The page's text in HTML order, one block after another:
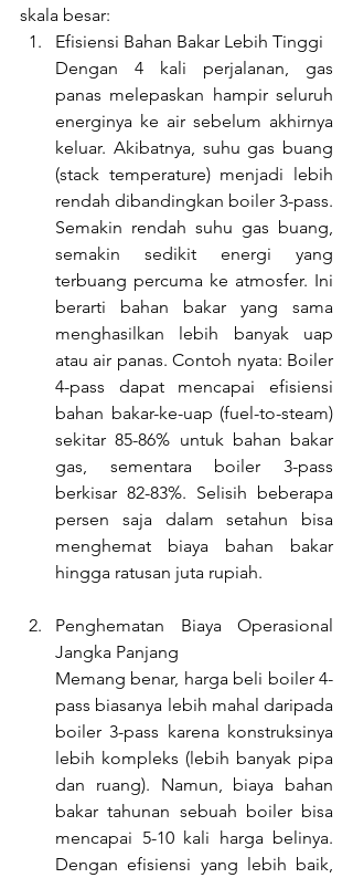
skala besar:
Efisiensi Bahan Bakar Lebih Tinggi
Dengan 4 kali perjalanan, gas
panas melepaskan hampir seluruh
energinya ke air sebelum akhirnya
keluar. Akibatnya, suhu gas buang
(stack temperature) menjadi lebih
rendah dibandingkan boiler 3-pass.
Semakin rendah suhu gas buang,
semakin sedikit energi yang
terbuang percuma ke atmosfer. Ini
berarti bahan bakar yang sama
menghasilkan lebih banyak uap
atau air panas. Contoh nyata: Boiler
4-pass dapat mencapai efisiensi
bahan bakar-ke-uap (fuel-to-steam)
sekitar 85-86% untuk bahan bakar
gas, sementara boiler 3-pass
berkisar 82-83%. Selisih beberapa
persen saja dalam setahun bisa
menghemat biaya bahan bakar
hingga ratusan juta rupiah.
Penghematan Biaya Operasional
Jangka Panjang
Memang benar, harga beli boiler 4-
pass biasanya lebih mahal daripada
boiler 3-pass karena konstruksinya
lebih kompleks (lebih banyak pipa
dan ruang). Namun, biaya bahan
bakar tahunan sebuah boiler bisa
mencapai 5-10 kali harga belinya.
Dengan efisiensi yang lebih baik,